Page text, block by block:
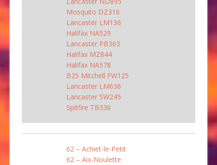
Mosquito DZ310
Lancaster LM136
Halifax NA529
Lancaster PB363
Halifax MZ844
Halifax NA578
B25 Mitchell FW125
Lancaster LM636
Lancaster SW245
Spitfire TB336
62 – Achiet-le-Petit
62 – Aix-Noulette